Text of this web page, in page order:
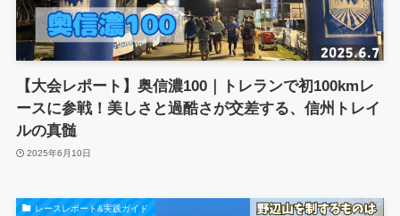
【大会レポート】奥信濃100｜トレランで初100kmレ
ースに参戦！美しさと過酷さが交差する、信州トレイ
ルの真髄
2025年6月10日
レースレポート&実践ガイド